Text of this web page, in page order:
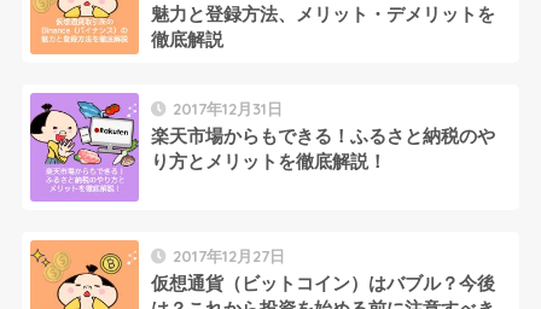
魅力と登録方法、メリット・デメリットを
徹底解説
2017年12月31日
楽天市場からもできる！ふるさと納税のや
り方とメリットを徹底解説！
2017年12月27日
仮想通貨（ビットコイン）はバブル？今後